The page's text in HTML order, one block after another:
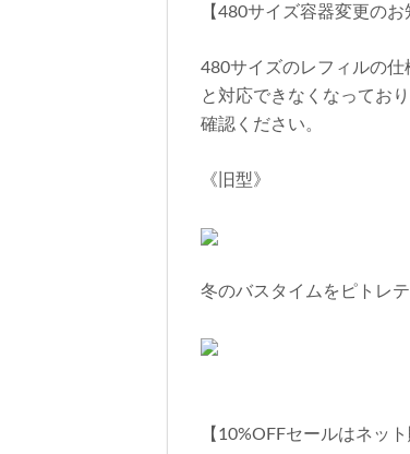
【480サイズ容器変更のお
480サイズのレフィルの
と対応できなくなってお
確認ください。
《旧型》
冬のバスタイムをピトレ
【10%OFFセールはネッ